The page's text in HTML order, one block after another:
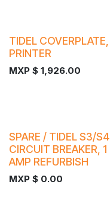
¡Nuevo!
TIDEL COVERPLATE,
PRINTER
MXP $ 1,926.00
¡Nuevo!
SPARE / TIDEL S3/S4
CIRCUIT BREAKER, 1
AMP REFURBISH
MXP $ 0.00